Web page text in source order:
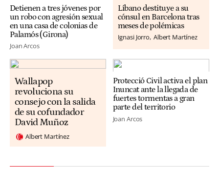
Detienen a tres jóvenes por
un robo con agresión sexual
en una casa de colonias de
Palamós (Girona)
Joan Arcos
Líbano destituye a su
cónsul en Barcelona tras
meses de polémicas
Ignasi Jorro Albert Martínez
Wallapop
revoluciona su
consejo con la salida
de su cofundador
David Muñoz
Albert Martínez
Protecció Civil activa el plan
Inuncat ante la llegada de
fuertes tormentas a gran
parte del territorio
Joan Arcos